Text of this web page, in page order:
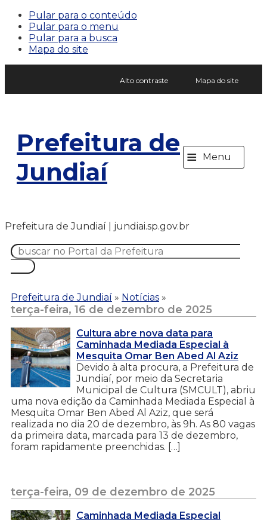
Pular para o conteúdo
Pular para o menu
Pular para a busca
Mapa do site
Alto contraste Mapa do site
Prefeitura de
Jundiaí
≡ Menu
Prefeitura de Jundiaí | jundiai.sp.gov.br
Prefeitura de Jundiaí » Notícias »
terça-feira, 16 de dezembro de 2025
Cultura abre nova data para
Caminhada Mediada Especial à
Mesquita Omar Ben Abed Al Aziz
Devido à alta procura, a Prefeitura de
Jundiaí, por meio da Secretaria
Municipal de Cultura (SMCULT), abriu
uma nova edição da Caminhada Mediada Especial à
Mesquita Omar Ben Abed Al Aziz, que será
realizada no dia 20 de dezembro, às 9h. As 80 vagas
da primeira data, marcada para 13 de dezembro,
foram rapidamente preenchidas. […]
terça-feira, 09 de dezembro de 2025
Caminhada Mediada Especial